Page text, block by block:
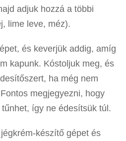
adjuk hozzá a többi
lime leve, méz).
és keverjük addig, amíg
kapunk. Kóstoljuk meg, és
ha még nem
megjegyezni, hogy
így ne édesítsük túl.
készítő gépet és